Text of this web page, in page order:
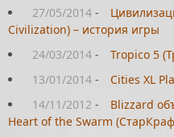
27/05/2014 -
Civilization) – история игры
24/03/2014 -
Tropico 5
13/01/2014 -
Cities XL
14/11/2012 -
Blizzard
Heart of the Swarm